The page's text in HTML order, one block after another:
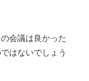
会議は良かった
はないでしょう